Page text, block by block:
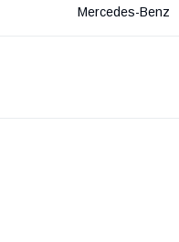
Mercedes-Benz